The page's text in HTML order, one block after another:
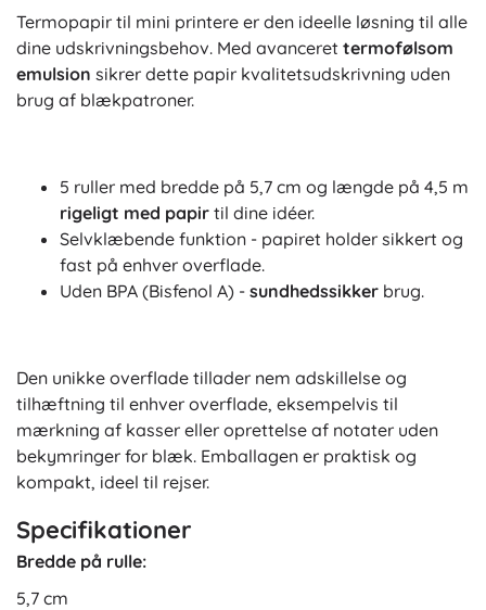
Termopapir til mini printere er den ideelle løsning til alle
dine udskrivningsbehov. Med avanceret termofølsom
emulsion sikrer dette papir kvalitetsudskrivning uden
brug af blækpatroner.
5 ruller med bredde på 5,7 cm og længde på 4,5 m
rigeligt med papir til dine idéer.
Selvklæbende funktion - papiret holder sikkert og
fast på enhver overflade.
Uden BPA (Bisfenol A) - sundhedssikker brug.
Den unikke overflade tillader nem adskillelse og
tilhæftning til enhver overflade, eksempelvis til
mærkning af kasser eller oprettelse af notater uden
bekymringer for blæk. Emballagen er praktisk og
kompakt, ideel til rejser.
Specifikationer
Bredde på rulle:
5,7 cm